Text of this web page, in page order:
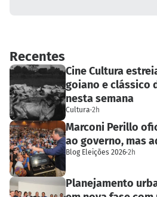
Recentes
Cine Cultura
goiano e clássico
nesta semana
Cultura·2h
Marconi Perillo
ao governo, mas
Blog Eleições 2026·2h
Planejamento